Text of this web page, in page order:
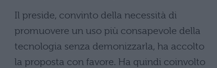
Il preside, convinto della necessità di
promuovere un uso più consapevole della
tecnologia senza demonizzarla, ha accolto
la proposta con favore. Ha quindi coinvolto